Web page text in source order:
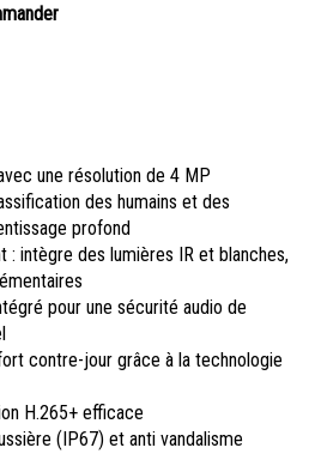
une résolution de 4 MP
des humains et des
profond
: intègre des lumières IR et blanches,
pour une sécurité audio de
contre-jour grâce à la technologie
H.265+ efficace
(IP67) et anti vandalisme